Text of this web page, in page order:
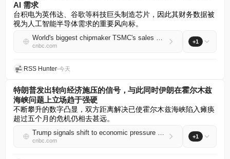
AI 需求
台积电为英伟达、谷歌等科技巨头制造芯片，因此其财务数据被
视为人工智能半导体需求的重要风向标。
World's biggest chipmaker TSMC's sales surge 45% amid buoyant AI demand
cnbc.com
+1
RSS Hunter•今天
特朗普发出转向经济施压的信号，与此同时伊朗在霍尔木兹
海峡问题上立场趋于强硬
不断攀升的数字凸显，双方距离解决已使霍尔木兹海峡陷入瘫痪
超过五个月的危机仍相去甚远。
Trump signals shift to economic pressure as Iran hardens stance over Strait of Hormuz
cnbc.com
+1